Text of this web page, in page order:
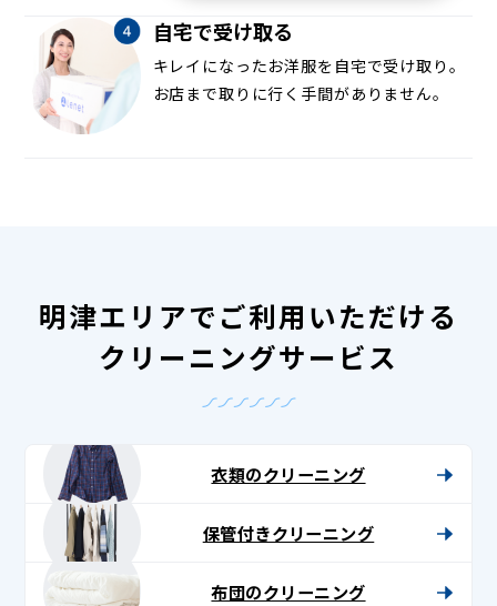
自宅で受け取る
キレイになったお洋服を自宅で受け取り。
お店まで取りに行く手間がありません。
明津エリアでご利用いただける
クリーニングサービス
衣類のクリーニング
保管付きクリーニング
布団のクリーニング